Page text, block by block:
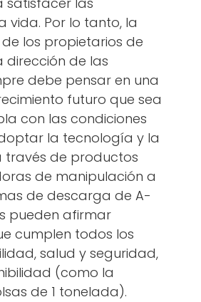
vida. Por lo tanto, la
los propietarios de
dirección de las
debe pensar en una
futuro que sea
con las condiciones
la tecnología y la
de productos
de manipulación a
de descarga de A-
pueden afirmar
cumplen todos los
salud y seguridad,
(como la
de 1 tonelada).